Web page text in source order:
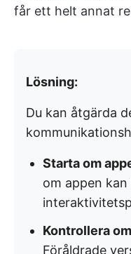
får ett helt annat
Lösning:
Du kan åtgärda
Starta om
om appen
Kontrollera
Föråldrade